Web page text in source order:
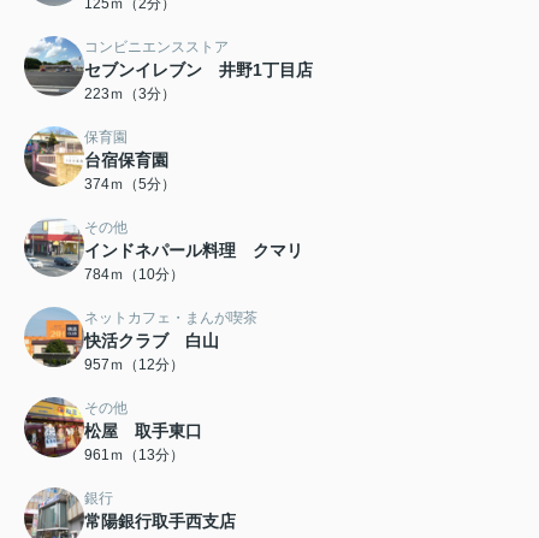
125ｍ（2分）
コンビニエンスストア
セブンイレブン 井野1丁目店
223ｍ（3分）
保育園
台宿保育園
374ｍ（5分）
その他
インドネパール料理 クマリ
784ｍ（10分）
ネットカフェ・まんが喫茶
快活クラブ 白山
957ｍ（12分）
その他
松屋 取手東口
961ｍ（13分）
銀行
常陽銀行取手西支店